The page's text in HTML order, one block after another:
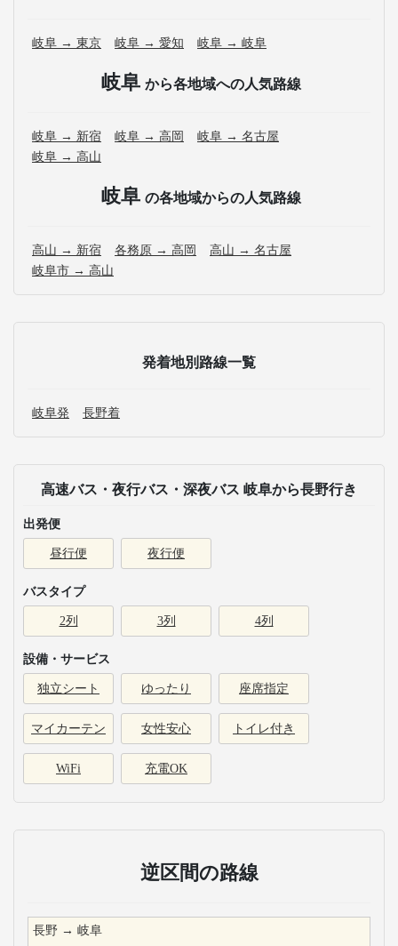
岐阜 → 東京 岐阜 → 愛知 岐阜 → 岐阜
岐阜 から各地域への人気路線
岐阜 → 新宿 岐阜 → 高岡
岐阜 → 名古屋
岐阜 → 高山
岐阜 の各地域からの人気路線
高山 → 新宿 各務原 → 高岡
高山 → 名古屋
岐阜市 → 高山
発着地別路線一覧
岐阜発 長野着
高速バス・夜行バス・深夜バス 岐阜から長野行き
出発便
昼行便 夜行便
バスタイプ
2列 3列 4列
設備・サービス
独立シート ゆったり 座席指定
マイカーテン 女性安心 トイレ付き
WiFi 充電OK
逆区間の路線
長野 → 岐阜